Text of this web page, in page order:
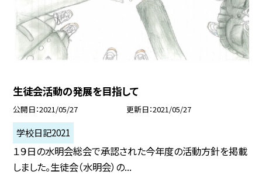
生徒会活動の発展を目指して
公開日 2021/05/27 更新日 2021/05/27
学校日記2021
１９日の水明会総会で承認された今年度の活動方針を掲載
しました。生徒会（水明会）の...